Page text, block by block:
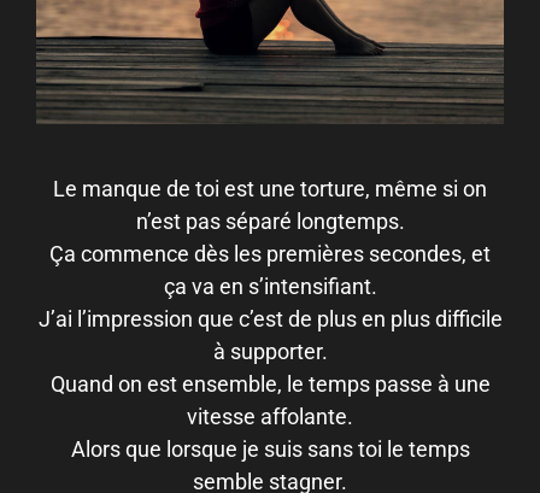
Le manque de toi est une torture, même si on
n’est pas séparé longtemps.
Ça commence dès les premières secondes, et
ça va en s’intensifiant.
J’ai l’impression que c’est de plus en plus difficile
à supporter.
Quand on est ensemble, le temps passe à une
vitesse affolante.
Alors que lorsque je suis sans toi le temps
semble stagner.